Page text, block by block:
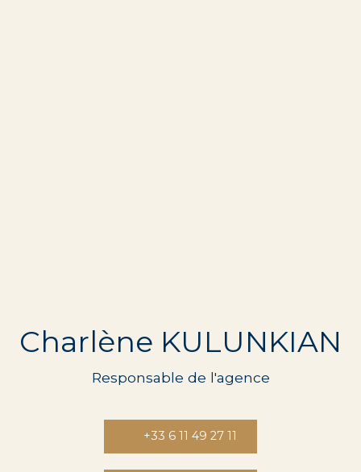
Charlène KULUNKIAN
Responsable de l'agence
+33 6 11 49 27 11